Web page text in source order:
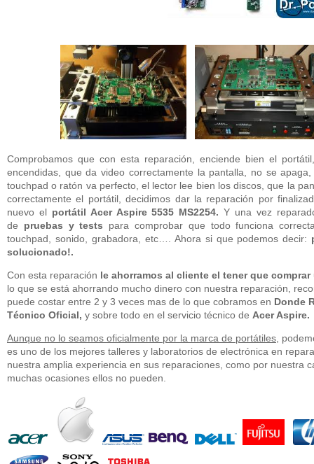
Comprobamos que con esta reparación, enciende bien el
encendidas, que da video correctamente la pantalla, no se
touchpad o ratón va perfecto, el lector lee bien los discos, que la
correctamente el portátil, decidimos dar la reparación por
nuevo elportátil Acer Aspire 5535 MS2254. Y una vez
de pruebas y tests para comprobar que todo funciona
touchpad, sonido, grabadora, etc…. Ahora si que podemos decir:
solucionado!.
Con esta reparación le ahorramos al cliente el tener que
lo que se está ahorrando mucho dinero con nuestra reparación,
puede costar entre 2 y 3 veces mas de lo que cobramos en Donde
Técnico Oficial, y sobre todo en el servicio técnico de Acer Aspire.
Aunque no lo seamos oficialmente por la marca de portátiles ,
es uno de los mejores talleres y laboratorios de electrónica en
nuestra amplia experiencia en sus reparaciones, como por nuestra
muchas ocasiones ellos no pueden.